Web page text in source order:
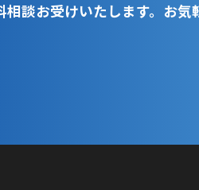
相談お受けいたします。お気